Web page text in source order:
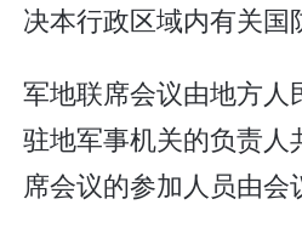
决本行政区域内有关国
军地联席会议由地方人
驻地军事机关的负责人
席会议的参加人员由会